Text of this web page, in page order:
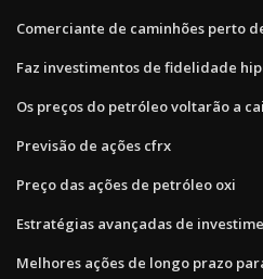
Comerciante de caminhões perto
Faz investimentos de fidelidade
Os preços do petróleo voltarão a
Previsão de ações cfrx
Preço das ações de petróleo oxi
Estratégias avançadas de
Melhores ações de longo prazo